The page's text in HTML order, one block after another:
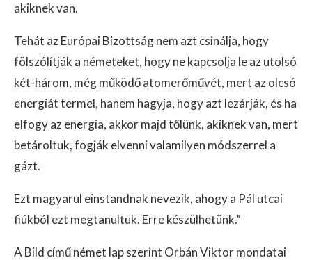
akiknek van.
Tehát az Európai Bizottság nem azt csinálja, hogy
fölszólítják a németeket, hogy ne kapcsolja le az utolsó
két-három, még működő atomerőművét, mert az olcsó
energiát termel, hanem hagyja, hogy azt lezárják, és ha
elfogy az energia, akkor majd tőlünk, akiknek van, mert
betároltuk, fogják elvenni valamilyen módszerrel a
gázt.
Ezt magyarul einstandnak nevezik, ahogy a Pál utcai
fiúkból ezt megtanultuk. Erre készülhetünk.”
A Bild című német lap szerint Orbán Viktor mondatai